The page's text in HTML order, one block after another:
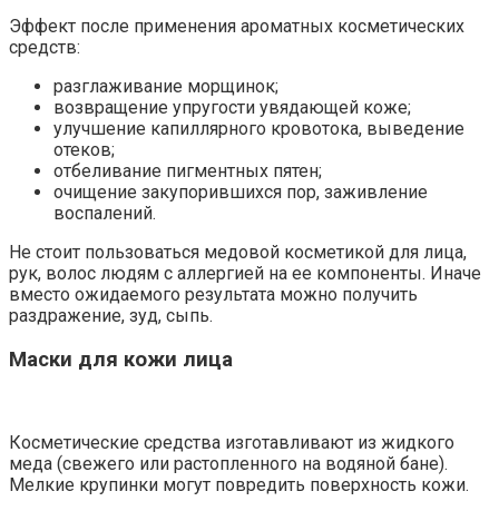
Эффект после применения ароматных косметических
средств:
разглаживание морщинок;
возвращение упругости увядающей коже;
улучшение капиллярного кровотока, выведение
отеков;
отбеливание пигментных пятен;
очищение закупорившихся пор, заживление
воспалений.
Не стоит пользоваться медовой косметикой для лица,
рук, волос людям с аллергией на ее компоненты. Иначе
вместо ожидаемого результата можно получить
раздражение, зуд, сыпь.
Маски для кожи лица
Косметические средства изготавливают из жидкого
меда (свежего или растопленного на водяной бане).
Мелкие крупинки могут повредить поверхность кожи.